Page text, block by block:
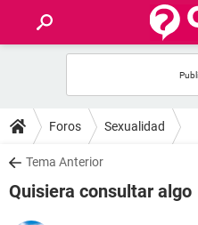
FOROS
SALUD
FAMILIA
Foros Sexualidad
Tema Anterior
Quisiera consultar algo